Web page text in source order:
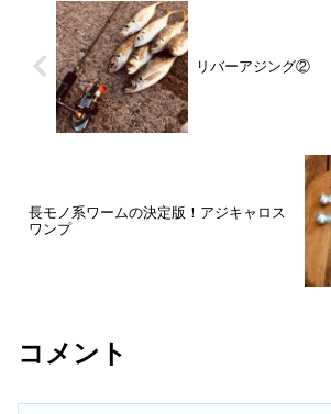
リバーアジング②
長モノ系ワームの決定版！アジキャロス
ワンプ
コメント